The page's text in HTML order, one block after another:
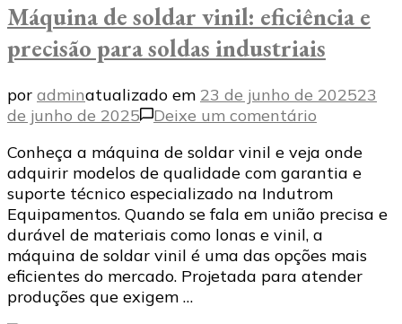
Máquina de soldar vinil: eficiência e
precisão para soldas industriais
por adminatualizado em 23 de junho de 202523
de junho de 2025
Deixe um comentário
de
soldar
vinil:
eficiência
e
precisão
para
Conheça a máquina de soldar vinil e veja onde
adquirir modelos de qualidade com garantia e
suporte técnico especializado na Indutrom
Equipamentos. Quando se fala em união precisa e
durável de materiais como lonas e vinil, a
máquina de soldar vinil é uma das opções mais
eficientes do mercado. Projetada para atender
produções que exigem …